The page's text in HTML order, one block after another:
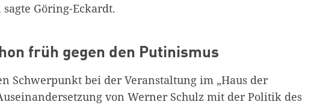
Göring-Eckardt.
früh gegen den Putinismus
Schwerpunkt bei der Veranstaltung im „Haus der
von Werner Schulz mit der Politik des